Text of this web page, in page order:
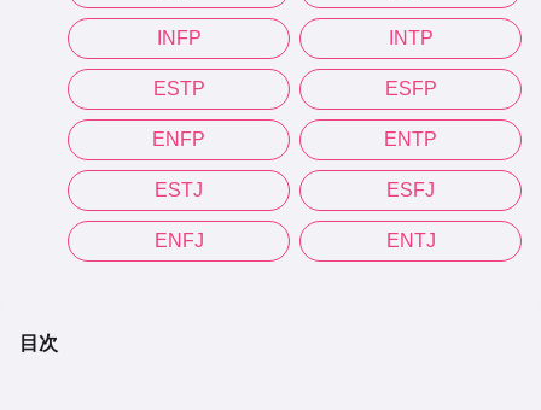
INFP INTP
ESTP ESFP
ENFP ENTP
ESTJ ESFJ
ENFJ ENTJ
目次